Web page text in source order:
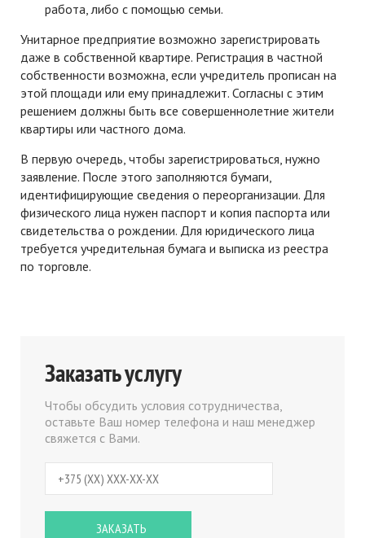
работа, либо с помощью семьи.
Унитарное предприятие возможно зарегистрировать
даже в собственной квартире. Регистрация в частной
собственности возможна, если учредитель прописан на
этой площади или ему принадлежит. Согласны с этим
решением должны быть все совершеннолетние жители
квартиры или частного дома.
В первую очередь, чтобы зарегистрироваться, нужно
заявление. После этого заполняются бумаги,
идентифицирующие сведения о переорганизации. Для
физического лица нужен паспорт и копия паспорта или
свидетельства о рождении. Для юридического лица
требуется учредительная бумага и выписка из реестра
по торговле.
Заказать услугу
Чтобы обсудить условия сотрудничества,
оставьте Ваш номер телефона и наш менеджер
свяжется с Вами.